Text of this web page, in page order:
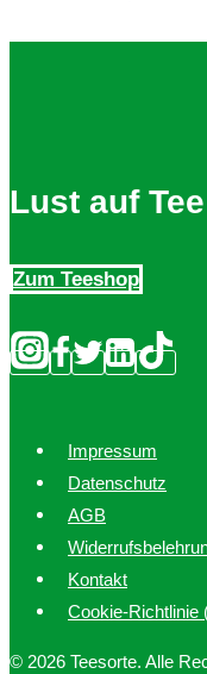
Lust auf
Zum Teeshop
Impressum
Datenschutz
AGB
Kontakt
Cookie-Richtlinie
© 2026 Teesorte. Alle